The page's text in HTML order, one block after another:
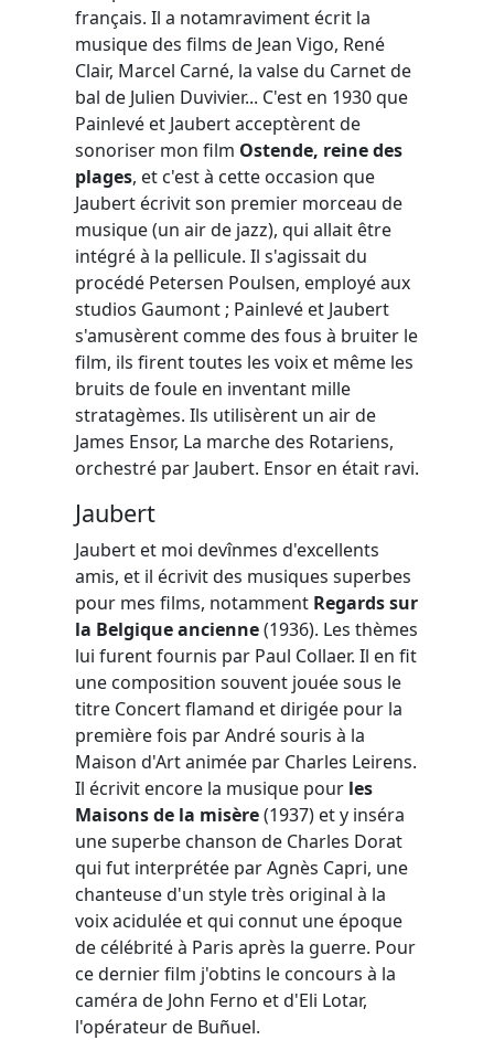
français. Il a notamraviment écrit la
musique des films de Jean Vigo, René
Clair, Marcel Carné, la valse du Carnet de
bal de Julien Duvivier... C'est en 1930 que
Painlevé et Jaubert acceptèrent de
sonoriser mon film Ostende, reine des
plages, et c'est à cette occasion que
Jaubert écrivit son premier morceau de
musique (un air de jazz), qui allait être
intégré à la pellicule. Il s'agissait du
procédé Petersen Poulsen, employé aux
studios Gaumont ; Painlevé et Jaubert
s'amusèrent comme des fous à bruiter le
film, ils firent toutes les voix et même les
bruits de foule en inventant mille
stratagèmes. Ils utilisèrent un air de
James Ensor, La marche des Rotariens,
orchestré par Jaubert. Ensor en était ravi.
Jaubert
Jaubert et moi devînmes d'excellents
amis, et il écrivit des musiques superbes
pour mes films, notamment Regards sur
la Belgique ancienne(1936). Les thèmes
lui furent fournis par Paul Collaer. Il en fit
une composition souvent jouée sous le
titre Concert flamand et dirigée pour la
première fois par André souris à la
Maison d'Art animée par Charles Leirens.
Il écrivit encore la musique pour les
Maisons de la misère(1937) et y inséra
une superbe chanson de Charles Dorat
qui fut interprétée par Agnès Capri, une
chanteuse d'un style très original à la
voix acidulée et qui connut une époque
de célébrité à Paris après la guerre. Pour
ce dernier film j'obtins le concours à la
caméra de John Ferno et d'Eli Lotar,
l'opérateur de Buñuel.